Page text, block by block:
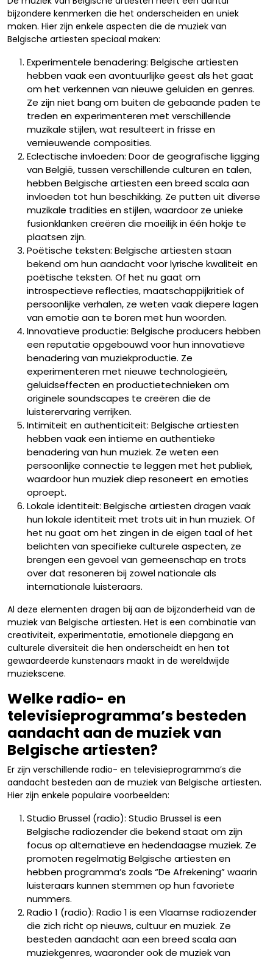
bijzondere kenmerken die het onderscheiden en uniek
maken. Hier zijn enkele aspecten die de muziek van
Belgische artiesten speciaal maken:
Experimentele benadering: Belgische artiesten
hebben vaak een avontuurlijke geest als het gaat
om het verkennen van nieuwe geluiden en genres.
Ze zijn niet bang om buiten de gebaande paden te
treden en experimenteren met verschillende
muzikale stijlen, wat resulteert in frisse en
vernieuwende composities.
Eclectische invloeden: Door de geografische ligging
van België, tussen verschillende culturen en talen,
hebben Belgische artiesten een breed scala aan
invloeden tot hun beschikking. Ze putten uit diverse
muzikale tradities en stijlen, waardoor ze unieke
fusionklanken creëren die moeilijk in één hokje te
plaatsen zijn.
Poëtische teksten: Belgische artiesten staan
bekend om hun aandacht voor lyrische kwaliteit en
poëtische teksten. Of het nu gaat om
introspectieve reflecties, maatschappijkritiek of
persoonlijke verhalen, ze weten vaak diepere lagen
van emotie aan te boren met hun woorden.
Innovatieve productie: Belgische producers hebben
een reputatie opgebouwd voor hun innovatieve
benadering van muziekproductie. Ze
experimenteren met nieuwe technologieën,
geluidseffecten en productietechnieken om
originele soundscapes te creëren die de
luisterervaring verrijken.
Intimiteit en authenticiteit: Belgische artiesten
hebben vaak een intieme en authentieke
benadering van hun muziek. Ze weten een
persoonlijke connectie te leggen met het publiek,
waardoor hun muziek diep resoneert en emoties
oproept.
Lokale identiteit: Belgische artiesten dragen vaak
hun lokale identiteit met trots uit in hun muziek. Of
het nu gaat om het zingen in de eigen taal of het
belichten van specifieke culturele aspecten, ze
brengen een gevoel van gemeenschap en trots
over dat resoneren bij zowel nationale als
internationale luisteraars.
Al deze elementen dragen bij aan de bijzonderheid van de
muziek van Belgische artiesten. Het is een combinatie van
creativiteit, experimentatie, emotionele diepgang en
culturele diversiteit die hen onderscheidt en hen tot
gewaardeerde kunstenaars maakt in de wereldwijde
muziekscene.
Welke radio- en
televisieprogramma’s besteden
aandacht aan de muziek van
Belgische artiesten?
Er zijn verschillende radio- en televisieprogramma’s die
aandacht besteden aan de muziek van Belgische artiesten.
Hier zijn enkele populaire voorbeelden:
Studio Brussel (radio): Studio Brussel is een
Belgische radiozender die bekend staat om zijn
focus op alternatieve en hedendaagse muziek. Ze
promoten regelmatig Belgische artiesten en
hebben programma’s zoals “De Afrekening” waarin
luisteraars kunnen stemmen op hun favoriete
nummers.
Radio 1 (radio): Radio 1 is een Vlaamse radiozender
die zich richt op nieuws, cultuur en muziek. Ze
besteden aandacht aan een breed scala aan
muziekgenres, waaronder ook de muziek van